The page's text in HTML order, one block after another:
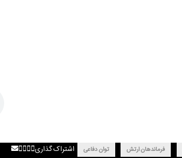
فرماندهان ارتش توان دفاعی
اشتراک گذاری